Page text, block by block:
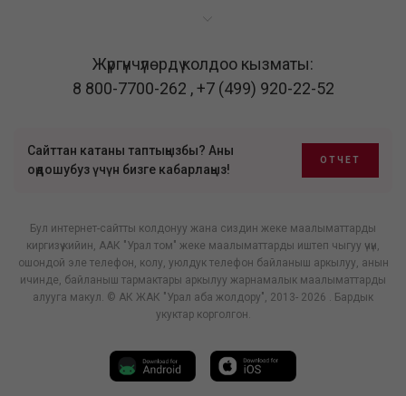
Жүргүнчүлөрдү колдоо кызматы:
8 800-7700-262 ,+7 (499) 920-22-52
Сайттан катаны таптыңызбы? Аны
оңдошубуз үчүн бизге кабарлаңыз!
ОТЧЕТ
Бул интернет-сайтты колдонуу жана сиздин жеке маалыматтарды
киргизүү кийин, ААК "Урал том" жеке маалыматтарды иштеп чыгуу үчүн,
ошондой эле телефон, колу, уюлдук телефон байланыш аркылуу, анын
ичинде, байланыш тармактары аркылуу жарнамалык маалыматтарды
алууга макул. © АК ЖАК "Урал аба жолдору", 2013- 2026 . Бардык
укуктар корголгон.